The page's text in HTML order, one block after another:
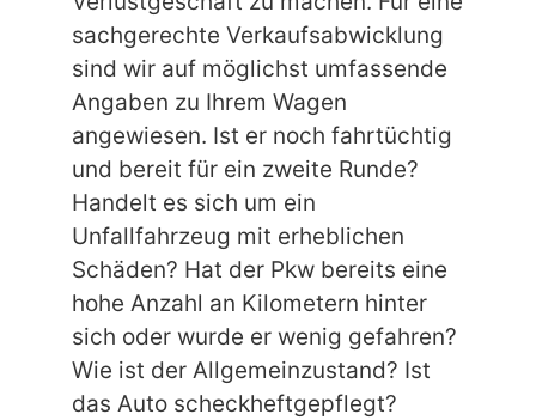
sachgerechte Verkaufsabwicklung
sind wir auf möglichst umfassende
Angaben zu Ihrem Wagen
angewiesen. Ist er noch fahrtüchtig
und bereit für ein zweite Runde?
Handelt es sich um ein
Unfallfahrzeug mit erheblichen
Schäden? Hat der Pkw bereits eine
hohe Anzahl an Kilometern hinter
sich oder wurde er wenig gefahren?
Wie ist der Allgemeinzustand? Ist
das Auto scheckheftgepflegt?